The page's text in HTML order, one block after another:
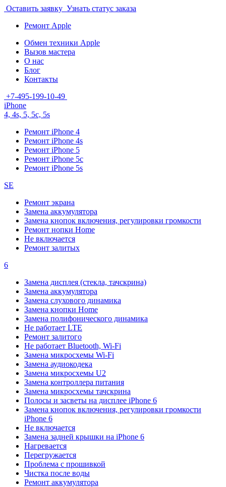
Оставить заявку Узнать статус заказа
Ремонт Apple
Обмен техники Apple
Вызов мастера
О нас
Блог
Контакты
+7-495-199-10-49
iPhone
4, 4s, 5, 5c, 5s
Ремонт iPhone 4
Ремонт iPhone 4s
Ремонт iPhone 5
Ремонт iPhone 5c
Ремонт iPhone 5s
SE
Ремонт экрана
Замена аккумулятора
Замена кнопок включения, регулировки громкости
Ремонт нопки Home
Не включается
Ремонт залитых
6
Замена дисплея (стекла, тачскрина)
Замена аккумулятора
Замена слухового динамика
Замена кнопки Home
Замена полифонического динамика
Не работает LTE
Ремонт залитого
Не работает Bluetooth, Wi-Fi
Замена микросхемы Wi-Fi
Замена аудиокодека
Замена микросхемы U2
Замена контроллера питания
Замена микросхемы тачскрина
Полосы и засветы на дисплее iPhone 6
Замена кнопок включения, регулировки громкости
iPhone 6
Не включается
Замена задней крышки на iPhone 6
Нагревается
Перегружается
Проблема с прошивкой
Чистка после воды
Ремонт аккумулятора